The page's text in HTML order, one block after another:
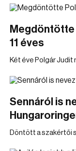
11 éves
Két éve Polgár
Sennáról is
Döntött a szakértői